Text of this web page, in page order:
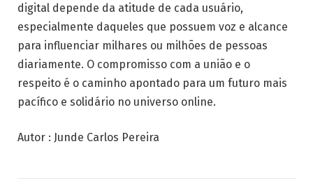
digital depende da atitude de cada usuário,
especialmente daqueles que possuem voz e alcance
para influenciar milhares ou milhões de pessoas
diariamente. O compromisso com a união e o
respeito é o caminho apontado para um futuro mais
pacífico e solidário no universo online.
Autor : Junde Carlos Pereira